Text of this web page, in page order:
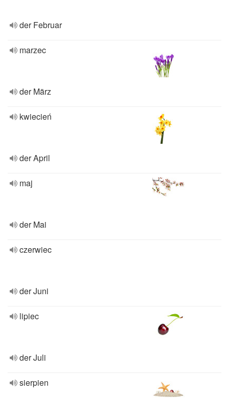
der Februar
marzec
der März
kwiecień
der April
maj
der Mai
czerwiec
der Juni
lipiec
der Juli
sierpien